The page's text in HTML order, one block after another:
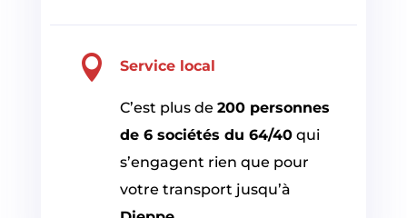
 Service local
C’est plus de 200 personnes
de 6 sociétés du 64/40qui
s’engagent rien que pour
votre transport jusqu’à